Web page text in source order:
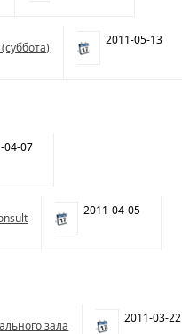
2011-05-13
04-07
2011-04-05
зала
2011-03-22